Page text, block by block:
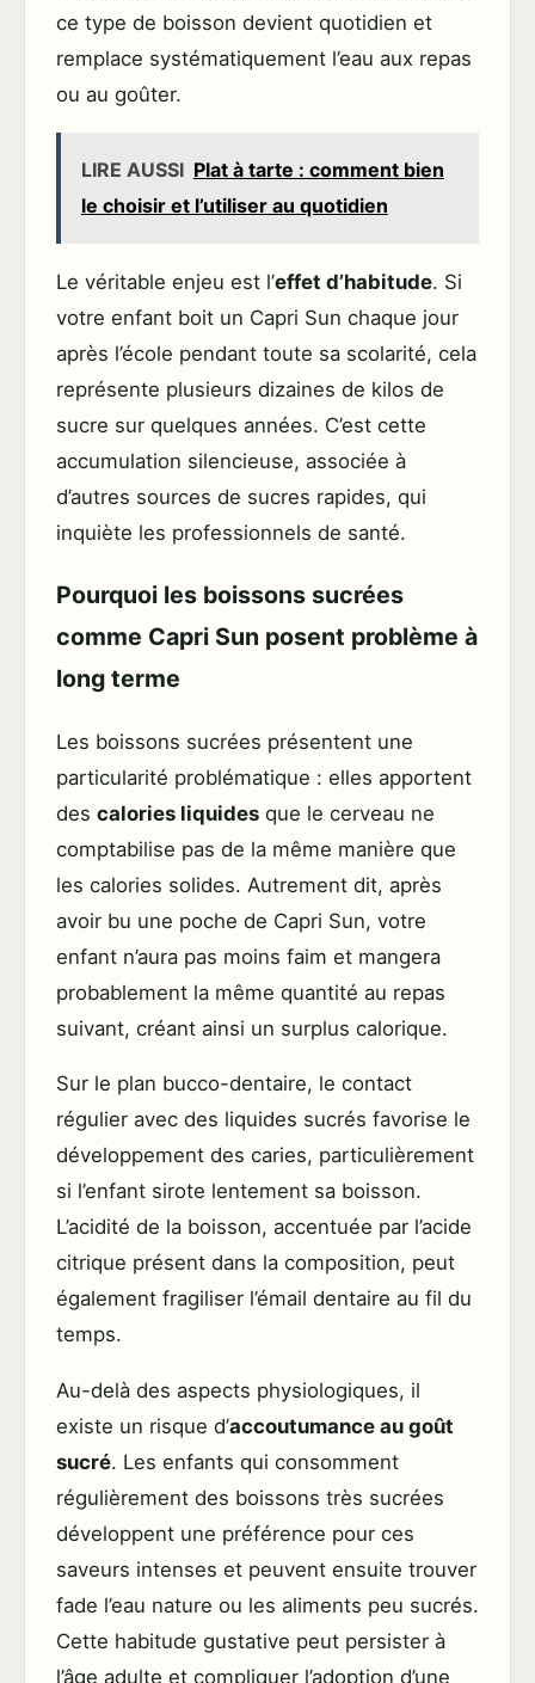
ce type de boisson devient quotidien et
remplace systématiquement l’eau aux repas
ou au goûter.
LIRE AUSSI Plat à tarte : comment bien
le choisir et l’utiliser au quotidien
Le véritable enjeu est l’effet d’habitude. Si
votre enfant boit un Capri Sun chaque jour
après l’école pendant toute sa scolarité, cela
représente plusieurs dizaines de kilos de
sucre sur quelques années. C’est cette
accumulation silencieuse, associée à
d’autres sources de sucres rapides, qui
inquiète les professionnels de santé.
Pourquoi les boissons sucrées
comme Capri Sun posent problème à
long terme
Les boissons sucrées présentent une
particularité problématique : elles apportent
des calories liquides que le cerveau ne
comptabilise pas de la même manière que
les calories solides. Autrement dit, après
avoir bu une poche de Capri Sun, votre
enfant n’aura pas moins faim et mangera
probablement la même quantité au repas
suivant, créant ainsi un surplus calorique.
Sur le plan bucco-dentaire, le contact
régulier avec des liquides sucrés favorise le
développement des caries, particulièrement
si l’enfant sirote lentement sa boisson.
L’acidité de la boisson, accentuée par l’acide
citrique présent dans la composition, peut
également fragiliser l’émail dentaire au fil du
temps.
Au-delà des aspects physiologiques, il
existe un risque d’accoutumance au goût
sucré. Les enfants qui consomment
régulièrement des boissons très sucrées
développent une préférence pour ces
saveurs intenses et peuvent ensuite trouver
fade l’eau nature ou les aliments peu sucrés.
Cette habitude gustative peut persister à
l’âge adulte et compliquer l’adoption d’une